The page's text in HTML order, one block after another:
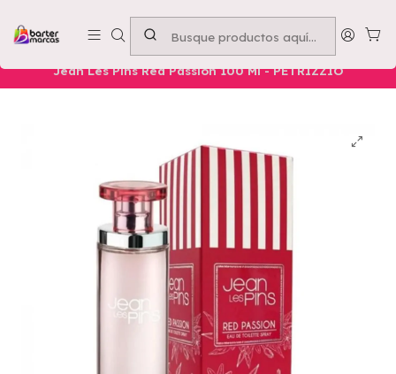
Emprende con nosotros -Compra mínima $50.000
Nuestros Productos Belleza Cuerpo
Jean Les Pins Red Passion 100 Ml - PETRIZZIO